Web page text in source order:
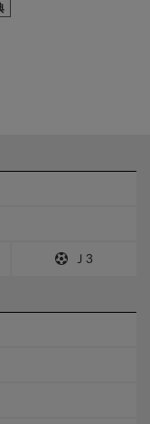
Ｊ3